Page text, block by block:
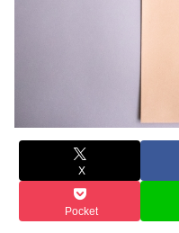
X
Pocket